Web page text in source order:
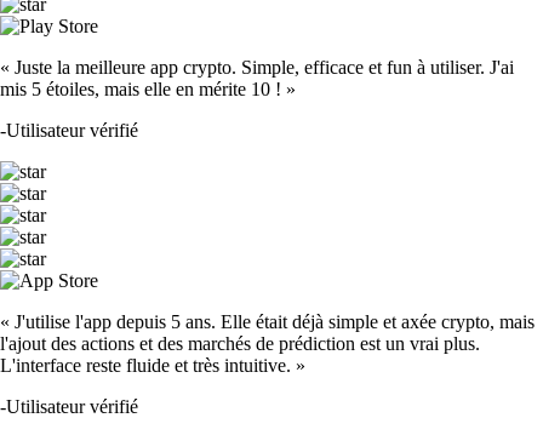
« Juste la meilleure app crypto. Simple, efficace et fun à utiliser. J'ai
mis 5 étoiles, mais elle en mérite 10 ! »
-Utilisateur vérifié
« J'utilise l'app depuis 5 ans. Elle était déjà simple et axée crypto, mais
l'ajout des actions et des marchés de prédiction est un vrai plus.
L'interface reste fluide et très intuitive. »
-Utilisateur vérifié